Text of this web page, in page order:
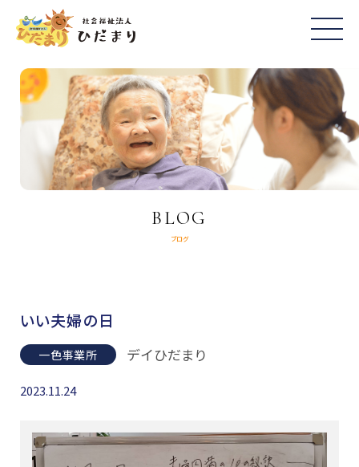
BLOG
ブログ
いい夫婦の日
一色事業所 デイひだまり
2023.11.24